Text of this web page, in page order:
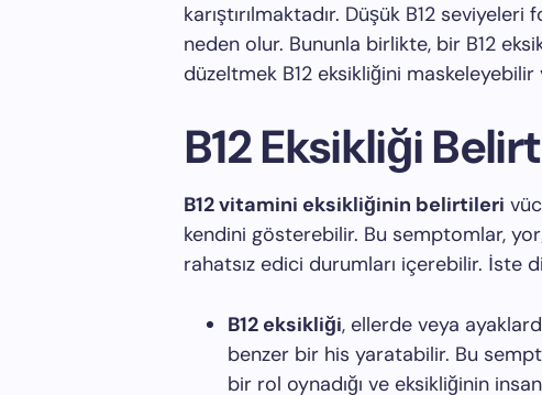
karıştırılmaktadır. Düşük B12
neden olur. Bununla birlikte, bir B12
düzeltmek B12 eksikliğini
B12 Eksikliği
B12 vitamini eksikliğinin belirtileri
kendini gösterebilir. Bu semptomlar,
rahatsız edici durumları içerebilir. İste
B12 eksikliği, ellerde veya
benzer bir his yaratabilir. Bu
bir rol oynadığı ve eksikliğinin